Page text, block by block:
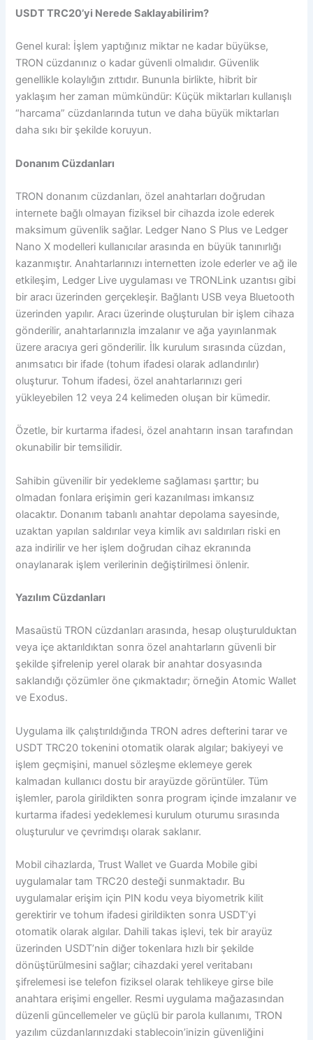
USDT TRC20’yi Nerede Saklayabilirim?
Genel kural: İşlem yaptığınız miktar ne kadar büyükse,
TRON cüzdanınız o kadar güvenli olmalıdır. Güvenlik
genellikle kolaylığın zıttıdır. Bununla birlikte, hibrit bir
yaklaşım her zaman mümkündür: Küçük miktarları kullanışlı
“harcama” cüzdanlarında tutun ve daha büyük miktarları
daha sıkı bir şekilde koruyun.
Donanım Cüzdanları
TRON donanım cüzdanları, özel anahtarları doğrudan
internete bağlı olmayan fiziksel bir cihazda izole ederek
maksimum güvenlik sağlar. Ledger Nano S Plus ve Ledger
Nano X modelleri kullanıcılar arasında en büyük tanınırlığı
kazanmıştır. Anahtarlarınızı internetten izole ederler ve ağ ile
etkileşim, Ledger Live uygulaması ve TRONLink uzantısı gibi
bir aracı üzerinden gerçekleşir. Bağlantı USB veya Bluetooth
üzerinden yapılır. Aracı üzerinde oluşturulan bir işlem cihaza
gönderilir, anahtarlarınızla imzalanır ve ağa yayınlanmak
üzere aracıya geri gönderilir. İlk kurulum sırasında cüzdan,
anımsatıcı bir ifade (tohum ifadesi olarak adlandırılır)
oluşturur. Tohum ifadesi, özel anahtarlarınızı geri
yükleyebilen 12 veya 24 kelimeden oluşan bir kümedir.
Özetle, bir kurtarma ifadesi, özel anahtarın insan tarafından
okunabilir bir temsilidir.
Sahibin güvenilir bir yedekleme sağlaması şarttır; bu
olmadan fonlara erişimin geri kazanılması imkansız
olacaktır. Donanım tabanlı anahtar depolama sayesinde,
uzaktan yapılan saldırılar veya kimlik avı saldırıları riski en
aza indirilir ve her işlem doğrudan cihaz ekranında
onaylanarak işlem verilerinin değiştirilmesi önlenir.
Yazılım Cüzdanları
Masaüstü TRON cüzdanları arasında, hesap oluşturulduktan
veya içe aktarıldıktan sonra özel anahtarların güvenli bir
şekilde şifrelenip yerel olarak bir anahtar dosyasında
saklandığı çözümler öne çıkmaktadır; örneğin Atomic Wallet
ve Exodus.
Uygulama ilk çalıştırıldığında TRON adres defterini tarar ve
USDT TRC20 tokenini otomatik olarak algılar; bakiyeyi ve
işlem geçmişini, manuel sözleşme eklemeye gerek
kalmadan kullanıcı dostu bir arayüzde görüntüler. Tüm
işlemler, parola girildikten sonra program içinde imzalanır ve
kurtarma ifadesi yedeklemesi kurulum oturumu sırasında
oluşturulur ve çevrimdışı olarak saklanır.
Mobil cihazlarda, Trust Wallet ve Guarda Mobile gibi
uygulamalar tam TRC20 desteği sunmaktadır. Bu
uygulamalar erişim için PIN kodu veya biyometrik kilit
gerektirir ve tohum ifadesi girildikten sonra USDT’yi
otomatik olarak algılar. Dahili takas işlevi, tek bir arayüz
üzerinden USDT’nin diğer tokenlara hızlı bir şekilde
dönüştürülmesini sağlar; cihazdaki yerel veritabanı
şifrelemesi ise telefon fiziksel olarak tehlikeye girse bile
anahtara erişimi engeller. Resmi uygulama mağazasından
düzenli güncellemeler ve güçlü bir parola kullanımı, TRON
yazılım cüzdanlarınızdaki stablecoin’inizin güvenliğini